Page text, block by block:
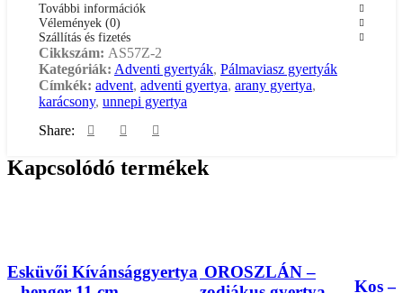
További információk
Vélemények (0)
Szállítás és fizetés
Cikkszám: AS57Z-2
Kategóriák: Adventi gyertyák, Pálmaviasz gyertyák
Címkék: advent, adventi gyertya, arany gyertya,
karácsony, unnepi gyertya
Share:
Kapcsolódó termékek
Esküvői Kívánsággyertya OROSZLÁN –
Kos –